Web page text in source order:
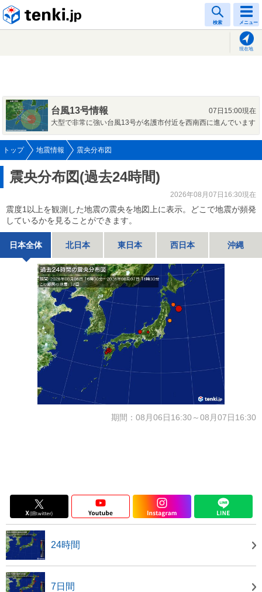
検索 メニュー
現在地
台風13号情報
07日15:00現在
大型で非常に強い台風13号が名護市付近を西南西に進んでいます
トップ 地震情報 震央分布図
震央分布図(過去24時間)
2026年08月07日16:30現在
震度1以上を観測した地震の震央を地図上に表示。どこで地震が頻発
しているかを見ることができます。
日本全体 北日本 東日本 西日本 沖縄
期間：08月06日16:30～08月07日16:30
24時間
7日間